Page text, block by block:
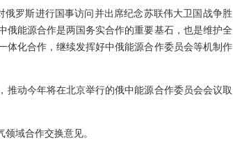
罗斯进行国事访问并出席纪念苏联伟大卫国战争胜
俄能源合作是两国务实合作的重要基石，也是维护全
体化合作，继续发挥好中俄能源合作委员会等机制作
动今年将在北京举行的俄中能源合作委员会会议取
域合作交换意见。